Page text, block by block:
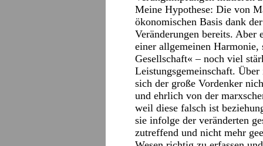
Meine Hypothese: Die von
ökonomischen Basis dank
Veränderungen bereits.
einer allgemeinen
Gesellschaft« – noch viel
Leistungsgemeinschaft.
sich der große Vordenker
und ehrlich von der
weil diese falsch ist
sie infolge der veränderten
zutreffend und nicht mehr